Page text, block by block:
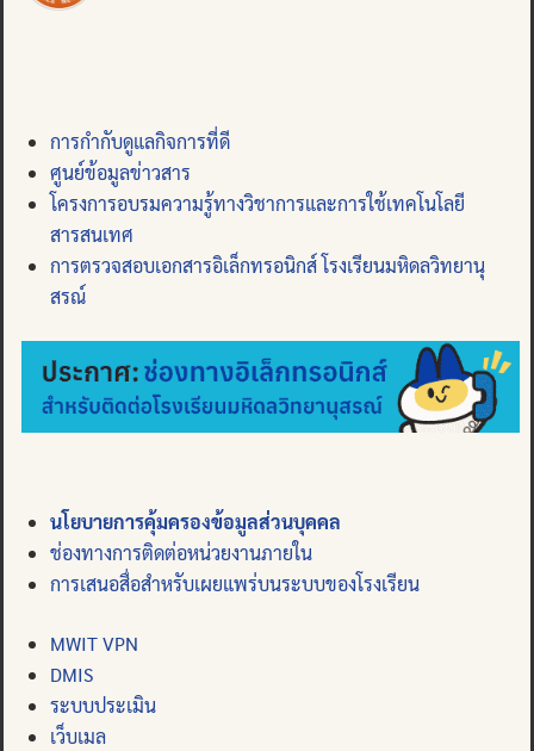
การกำกับดูแลกิจการที่ดี
ศูนย์ข้อมูลข่าวสาร
โครงการอบรมความรู้ทางวิชาการและการใช้เทคโนโลยี
สารสนเทศ
การตรวจสอบเอกสารอิเล็กทรอนิกส์ โรงเรียนมหิดลวิทยานุ
สรณ์
นโยบายการคุ้มครองข้อมูลส่วนบุคคล
ช่องทางการติดต่อหน่วยงานภายใน
การเสนอสื่อสำหรับเผยแพร่บนระบบของโรงเรียน
MWIT VPN
DMIS
ระบบประเมิน
เว็บเมล